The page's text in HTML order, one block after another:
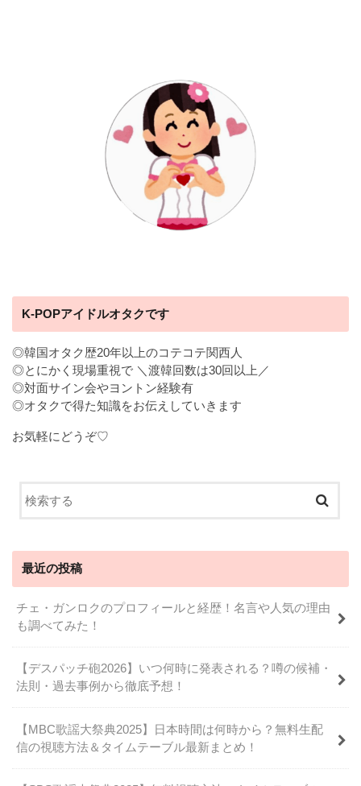
K-POPアイドルオタクです
◎韓国オタク歴20年以上のコテコテ関西人
◎とにかく現場重視で ＼渡韓回数は30回以上／
◎対面サイン会やヨントン経験有
◎オタクで得た知識をお伝えしていきます
お気軽にどうぞ♡
最近の投稿
チェ・ガンロクのプロフィールと経歴！名言や人気の理由
も調べてみた！
【デスパッチ砲2026】いつ何時に発表される？噂の候補・
法則・過去事例から徹底予想！
【MBC歌謡大祭典2025】日本時間は何時から？無料生配
信の視聴方法＆タイムテーブル最新まとめ！